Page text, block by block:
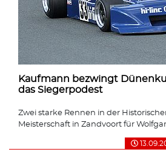
Kaufmann bezwingt
das Siegerpodest
Zwei starke Rennen in der
Meisterschaft in Zandvoort für